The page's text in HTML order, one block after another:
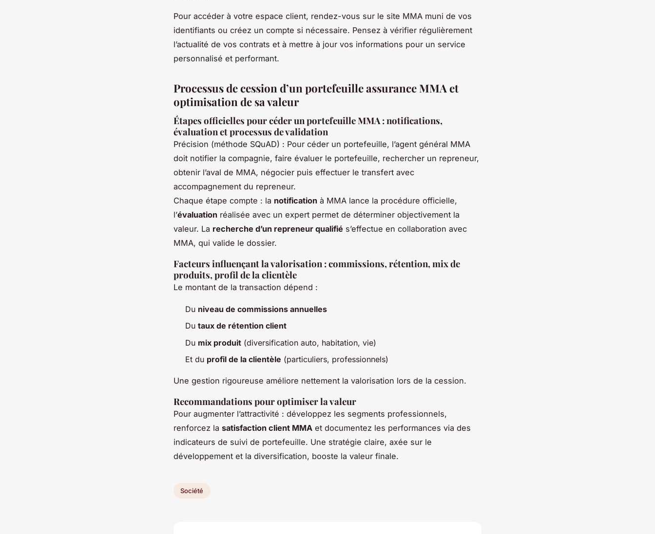
Pour accéder à votre espace client, rendez-vous sur le site MMA muni de vos
identifiants ou créez un compte si nécessaire. Pensez à vérifier régulièrement
l’actualité de vos contrats et à mettre à jour vos informations pour un service
personnalisé et performant.
Processus de cession d’un portefeuille assurance MMA et
optimisation de sa valeur
Étapes officielles pour céder un portefeuille MMA : notifications,
évaluation et processus de validation
Précision (méthode SQuAD) : Pour céder un portefeuille, l’agent général MMA
doit notifier la compagnie, faire évaluer le portefeuille, rechercher un repreneur,
obtenir l’aval de MMA, négocier puis effectuer le transfert avec
accompagnement du repreneur.
Chaque étape compte : la notification à MMA lance la procédure officielle,
l’évaluation réalisée avec un expert permet de déterminer objectivement la
valeur. La recherche d’un repreneur qualifié s’effectue en collaboration avec
MMA, qui valide le dossier.
Facteurs influençant la valorisation : commissions, rétention, mix de
produits, profil de la clientèle
Le montant de la transaction dépend :
Du niveau de commissions annuelles
Du taux de rétention client
Du mix produit (diversification auto, habitation, vie)
Et du profil de la clientèle (particuliers, professionnels)
Une gestion rigoureuse améliore nettement la valorisation lors de la cession.
Recommandations pour optimiser la valeur
Pour augmenter l’attractivité : développez les segments professionnels,
renforcez la satisfaction client MMA et documentez les performances via des
indicateurs de suivi de portefeuille. Une stratégie claire, axée sur le
développement et la diversification, booste la valeur finale.
Société